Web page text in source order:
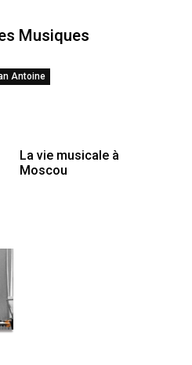
Musiques
Antoine
La vie musicale à
Moscou